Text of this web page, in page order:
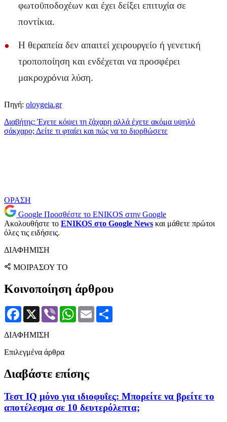
φωτοϋποδοχέων και έχει δείξει επιτυχία σε
ποντίκια.
Η θεραπεία δεν απαιτεί χειρουργείο ή γενετική
τροποποίηση και ενδέχεται να προσφέρει
μακροχρόνια λύση.
Πηγή: oloygeia.gr
Διαβήτης: Έχετε κόψει τη ζάχαρη αλλά έχετε ακόμα υψηλό
σάκχαρο; Δείτε τι φταίει και πώς να το διορθώσετε
ΟΡΑΣΗ
Google Προσθέστε το ENIKOS στην Google
Ακολουθήστε το ENIKOS στο Google News και μάθετε πρώτοι
όλες τις ειδήσεις.
ΔΙΑΦΗΜΙΣΗ
ΜΟΙΡΑΣΟΥ ΤΟ
Κοινοποίηση άρθρου
Facebook
X Viber WhatsApp
Email
ΔΙΑΦΗΜΙΣΗ
Επιλεγμένα άρθρα
Διαβάστε επίσης
Τεστ IQ μόνο για ιδιοφυΐες: Mπορείτε να βρείτε το
αποτέλεσμα σε 10 δευτερόλεπτα;